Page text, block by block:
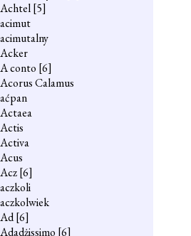
Achtel[5]
acimut
acimutalny
Acker
A conto [6]
Acorus Calamus
aćpan
Actaea
Actis
Activa
Acus
Acz[6]
aczkoli
aczkolwiek
Ad[6]
Adadżissimo [6]